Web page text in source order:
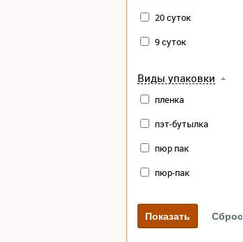
20 суток
9 суток
Виды упаковки
пленка
пэт-бутылка
пюр пак
пюр-пак